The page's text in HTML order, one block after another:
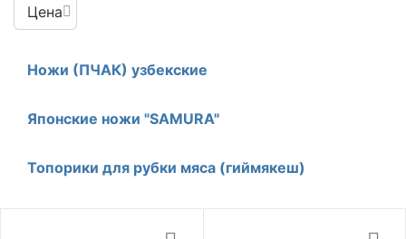
Цена
Ножи (ПЧАК) узбекские
Японские ножи "SAMURA"
Топорики для рубки мяса (гиймякеш)